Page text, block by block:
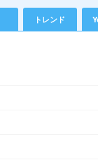
トレンド